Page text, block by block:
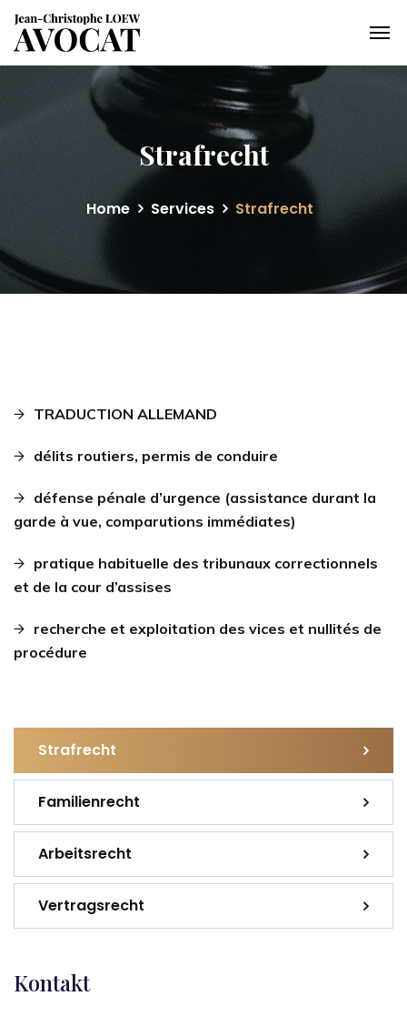
Strafrecht
Home Services Strafrecht
TRADUCTION ALLEMAND
délits routiers, permis de conduire
défense pénale d’urgence (assistance durant la
garde à vue, comparutions immédiates)
pratique habituelle des tribunaux correctionnels
et de la cour d’assises
recherche et exploitation des vices et nullités de
procédure
Strafrecht
Familienrecht
Arbeitsrecht
Vertragsrecht
Kontakt